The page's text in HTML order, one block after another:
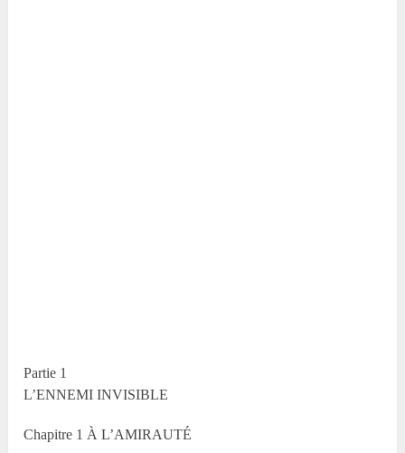
Partie 1
L’ENNEMI INVISIBLE
Chapitre 1 À L’AMIRAUTÉ